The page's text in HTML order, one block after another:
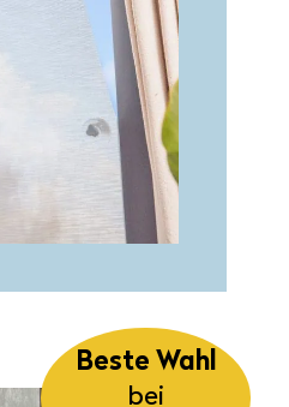
Beste Wahl
bei